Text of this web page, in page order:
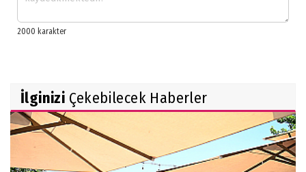
İlginizi Çekebilecek Haberler